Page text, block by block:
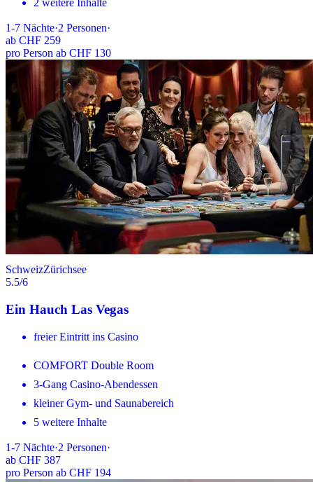
2 weitere Inhalte
1-7 Nächte·2 Personen·
ab CHF 259
pro Person ab CHF 130
SchweizZürichsee
5.5/6
Ein Hauch Las Vegas
freier Eintritt ins Casino
COMFORT Double Room
3-Gang Casino-Abendessen
kleiner Gym- und Saunabereich
5 weitere Inhalte
1-7 Nächte·2 Personen·
ab CHF 387
pro Person ab CHF 194